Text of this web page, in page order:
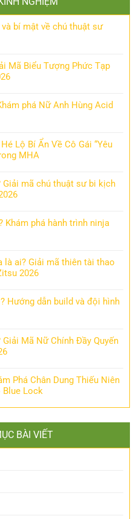
bí mật về chú thuật sư
Mã Biểu Tượng Phức Tạp
phá Nữ Anh Hùng Acid
Lộ Bí Ẩn Về Cô Gái “Yêu
MHA
Giải mã chú thuật sư bi kịch
Khám phá hành trình ninja
là ai? Giải mã thiên tài thao
2026
Hướng dẫn build và đội hình
Mã Nữ Chính Đầy Quyến
Phá Chân Dung Thiếu Niên
Blue Lock
BÀI VIẾT